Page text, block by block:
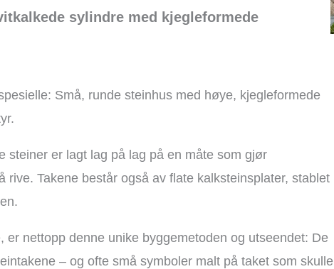
sylindre med kjegleformede
Små, runde steinhus med høye, kjegleformede
steiner er lagt lag på lag på en måte som gjør
rive. Takene består også av flate kalksteinsplater, stablet
er nettopp denne unike byggemetoden og utseendet: De
– og ofte små symboler malt på taket som skulle